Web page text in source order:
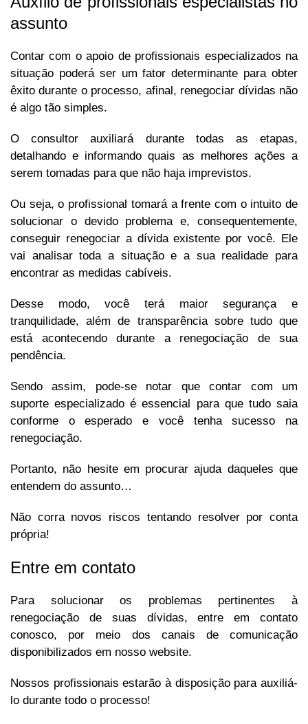
assunto
Contar com o apoio de profissionais especializados na
situação poderá ser um fator determinante para obter
êxito durante o processo, afinal, renegociar dívidas não
é algo tão simples.
O consultor auxiliará durante todas as etapas,
detalhando e informando quais as melhores ações a
serem tomadas para que não haja imprevistos.
Ou seja, o profissional tomará a frente com o intuito de
solucionar o devido problema e, consequentemente,
conseguir renegociar a dívida existente por você. Ele
vai analisar toda a situação e a sua realidade para
encontrar as medidas cabíveis.
Desse modo, você terá maior segurança e
tranquilidade, além de transparência sobre tudo que
está acontecendo durante a renegociação de sua
pendência.
Sendo assim, pode-se notar que contar com um
suporte especializado é essencial para que tudo saia
conforme o esperado e você tenha sucesso na
renegociação.
Portanto, não hesite em procurar ajuda daqueles que
entendem do assunto…
Não corra novos riscos tentando resolver por conta
própria!
Entre em contato
Para solucionar os problemas pertinentes à
renegociação de suas dívidas, entre em contato
conosco, por meio dos canais de comunicação
disponibilizados em nosso website.
Nossos profissionais estarão à disposição para auxiliá-
lo durante todo o processo!